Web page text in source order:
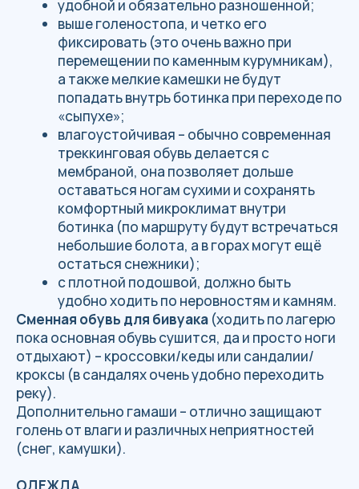
сразу обратиться за помощью при
необходимости).
Средства личной гигиены: мыло
(маленький кусочек), зубная щётка,
паста (маленький тюбик), туалетная
бумага и пр., шампунем можно
пренебречь, ну на крайний случай взять
парочку одноразовых пакетиков.
Небольшое полотенце.
Накомарник (если необходимо).
Спрей от комаров.
Фонарик
P.S. Рюкзак вы несете сами, поэтому стоит
лишний раз задуматься, что брать с собой в
поход, а что нет. Стоит учитывать, что к
данному перечню вещей добавится еще еда.
СОХРАНИТЬ ЧЕК-ЛИСТ